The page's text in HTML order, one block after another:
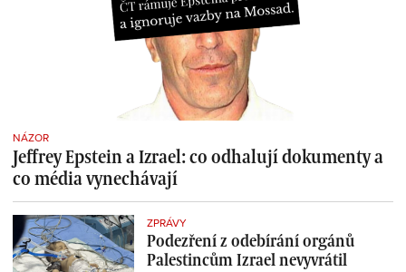
NÁZOR
Jeffrey Epstein a Izrael: co odhalují dokumenty a
co média vynechávají
ZPRÁVY
Podezření z odebírání orgánů
Palestincům Izrael nevyvrátil